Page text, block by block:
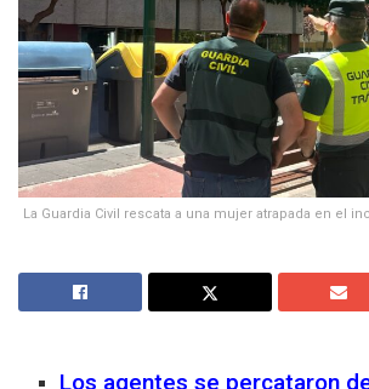
La Guardia Civil rescata a una mujer atrapada en el
Los agentes se percataron